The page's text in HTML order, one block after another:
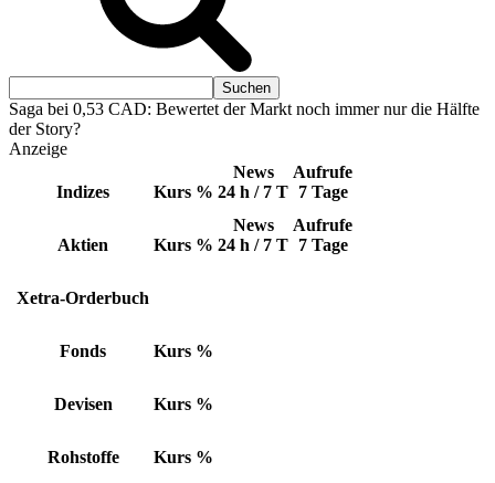
Saga bei 0,53 CAD: Bewertet der Markt noch immer nur die Hälfte
der Story?
Anzeige
Indizes Kurs %
News
24 h / 7 T
Aufrufe
7 Tage
Aktien Kurs %
News
24 h / 7 T
Aufrufe
7 Tage
Xetra-Orderbuch
Fonds Kurs %
Devisen Kurs %
Rohstoffe Kurs %